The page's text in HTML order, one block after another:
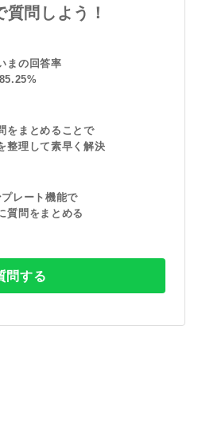
問しよう！
まの回答率
85.25%
をまとめることで
整理して素早く解決
プレート機能で
質問をまとめる
問する